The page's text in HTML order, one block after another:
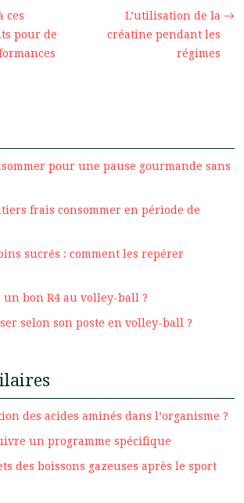
ces
pour de
L’utilisation de la
créatine pendant les
régimes
pour une pause gourmande sans
frais consommer en période de
sucrés : comment les repérer
bon R4 au volley-ball ?
selon son poste en volley-ball ?
des acides aminés dans l’organisme ?
un programme spécifique
des boissons gazeuses après le sport